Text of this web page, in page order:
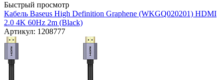
Быстрый просмотр
Кабель Baseus High Definition Graphene (WKGQ020201) HDMI
2.0 4K 60Hz 2m (Black)
Артикул: 1208777